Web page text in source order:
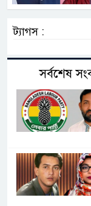
ট্যাগস :
সর্বশেষ